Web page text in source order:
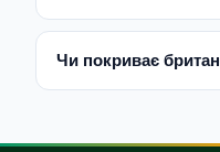
Чи покриває